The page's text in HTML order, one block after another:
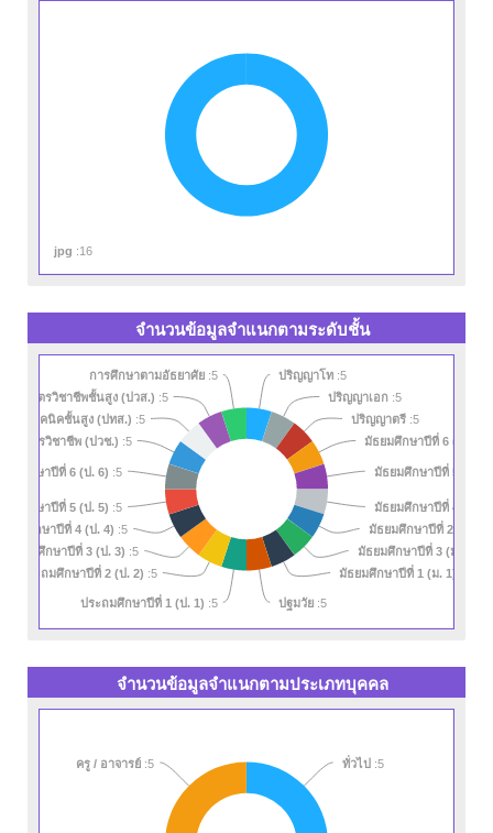
jpg :16
จำนวนข้อมูลจำแนกตามระดับชั้น
ปริญญาโท :5
ปริญญาเอก :5
ปริญญาตรี :5
มัธยมศึกษาปีที่ 6 (ม. 6)
มัธยมศึกษาปีที่ 5 (ม. 5)
มัธยมศึกษาปีที่ 4 (ม. 4)
มัธยมศึกษาปีที่ 2 (ม. 2)
มัธยมศึกษาปีที่ 3 (ม. 3)
มัธยมศึกษาปีที่ 1 (ม. 1)
ปฐมวัย :5
ประถมศึกษาปีที่ 1 (ป. 1) :5
ประถมศึกษาปีที่ 2 (ป. 2) :5
ประถมศึกษาปีที่ 3 (ป. 3) :5
ะถมศึกษาปีที่ 4 (ป. 4) :5
ถมศึกษาปีที่ 5 (ป. 5) :5
ถมศึกษาปีที่ 6 (ป. 6) :5
นียบัตรวิชาชีพ (ปวช.) :5
รครูเทคนิคชั้นสูง (ปทส.) :5
ศนียบัตรวิชาชีพชั้นสูง (ปวส.) :5
การศึกษาตามอัธยาศัย :5
จำนวนข้อมูลจำแนกตามประเภทบุคคล
ทั่วไป :5
ครู / อาจารย์ :5